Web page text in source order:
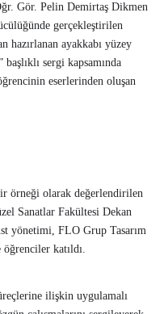
Gör. Pelin Demirtaş Dikmen
gerçekleştirilen
hazırlanan ayakkabı yüzey
başlıklı sergi kapsamında
eserlerinden oluşan
örneği olarak değerlendirilen
Sanatlar Fakültesi Dekan
yönetimi, FLO Grup Tasarım
katıldı.
ilişkin uygulamalı